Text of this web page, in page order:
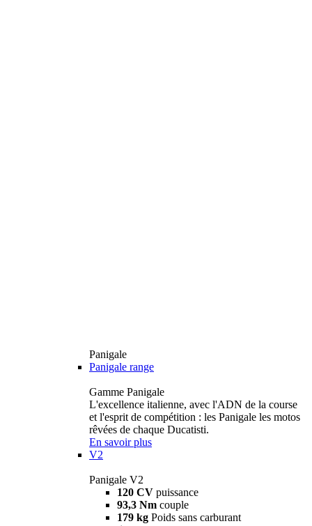
Panigale
Panigale range
Gamme Panigale
L'excellence italienne, avec l'ADN de la course
et l'esprit de compétition : les Panigale les motos
rêvées de chaque Ducatisti.
En savoir plus
V2
Panigale V2
120 CV puissance
93,3 Nm couple
179 kg Poids sans carburant